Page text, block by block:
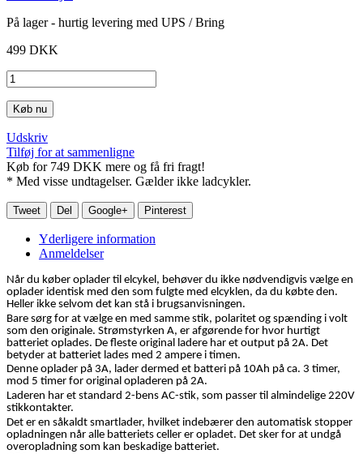
På lager - hurtig levering med UPS / Bring
499 DKK
Køb nu
Udskriv
Tilføj for at sammenligne
Køb for 749 DKK mere og få fri fragt!
* Med visse undtagelser. Gælder ikke ladcykler.
Tweet Del Google+ Pinterest
Yderligere information
Anmeldelser
Når du køber oplader til elcykel, behøver du ikke nødvendigvis vælge en
oplader identisk med den som fulgte med elcyklen, da du købte den.
Heller ikke selvom det kan stå i brugsanvisningen.
Bare sørg for at vælge en med samme stik, polaritet og spænding i volt
som den originale. Strømstyrken A, er afgørende for hvor hurtigt
batteriet oplades. De fleste original ladere har et output på 2A. Det
betyder at batteriet lades med 2 ampere i timen.
Denne oplader på 3A, lader dermed et batteri på 10Ah på ca. 3 timer,
mod 5 timer for original opladeren på 2A.
Laderen har et standard 2-bens AC-stik, som passer til almindelige 220V
stikkontakter.
Det er en såkaldt smartlader, hvilket indebærer den automatisk stopper
opladningen når alle batteriets celler er opladet. Det sker for at undgå
overopladning som kan beskadige batteriet.